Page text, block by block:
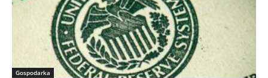
Gospodarka